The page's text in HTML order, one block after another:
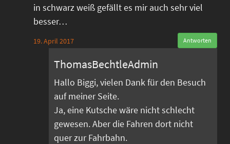
in schwarz weiß gefällt es mir auch sehr viel
besser…
19. April 2017 Antworten
ThomasBechtleAdmin
Hallo Biggi, vielen Dank für den Besuch
auf meiner Seite.
Ja, eine Kutsche wäre nicht schlecht
gewesen. Aber die Fahren dort nicht
quer zur Fahrbahn.